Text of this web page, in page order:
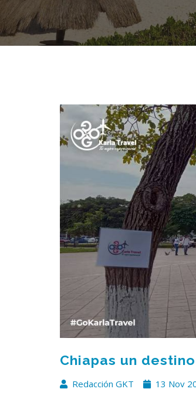
Chiapas un
Redacción GKT 13 Nov